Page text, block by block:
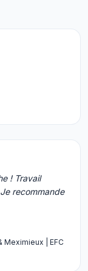
! Travail
recommande
Meximieux | EFC